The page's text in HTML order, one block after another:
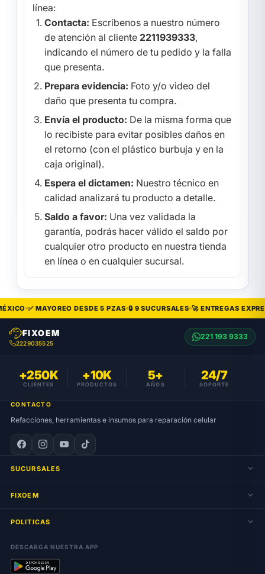
línea:
Contacta: Escríbenos a nuestro número
de atención al cliente 2211939333,
indicando el número de tu pedido y la falla
que presenta.
Prepara evidencia: Foto y/o video del
daño que presenta tu compra.
Envía el producto: De la misma forma que
lo recibiste para evitar posibles daños en
el retorno (con el plástico burbuja y en la
caja original).
Espera el dictamen: Nuestro técnico en
calidad analizará tu producto a detalle.
Saldo a favor: Una vez validada la
garantía, podrás hacer válido el saldo por
cualquier otro producto en nuestra tienda
en línea o en cualquier sucursal.
✅ MAYOREO DESDE 5 PZAS 🔒 9 SUCURSALES 🚀 ENTREGAS
FIXOEM
2229035525
221 193 9333
+250K
CLIENTES
+10K
PRODUCTOS
5+
AÑOS
24/7
SOPORTE
CONTACTO
Refacciones, herramientas e insumos para reparación celular
SUCURSALES
FIXOEM
POLITICAS
DESCARGA NUESTRA APP